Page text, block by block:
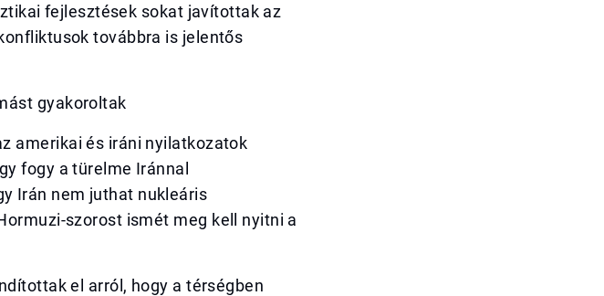
fejlesztések sokat javítottak az
továbbra is jelentős
gyakoroltak
amerikai és iráni nyilatkozatok
fogy a türelme Iránnal
Irán nem juthat nukleáris
szorost ismét meg kell nyitni a
el arról, hogy a térségben